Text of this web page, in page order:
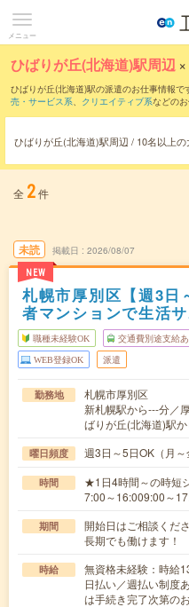
メニュー
ひばりが丘(北海道)駅周辺 ×
ひばりが丘(北海道)駅の派遣のお仕事情報で
売・サービス系、 クリエイティブ系などの
ひばりが丘(北海道)駅周辺 / 10名以上
全 2件
未読
NEW
掲載日 2026/08/07
札幌市厚別区【週3日
者マンションで生活
職種未経験OK 交通費別途支給あ
WEB登録OK 派遣
勤務地
札幌市厚別区
新札幌駅から---分／
ばりが丘(北海道)駅
曜日頻度 週3日～5日OK（月
時間
★1日4時間～の時短
7:00～16:009:00～
期間
開始日はご相談く
長期でも働けます！
時給
無資格未経験：時
日払い／週払い制度
は手続き完了次第の